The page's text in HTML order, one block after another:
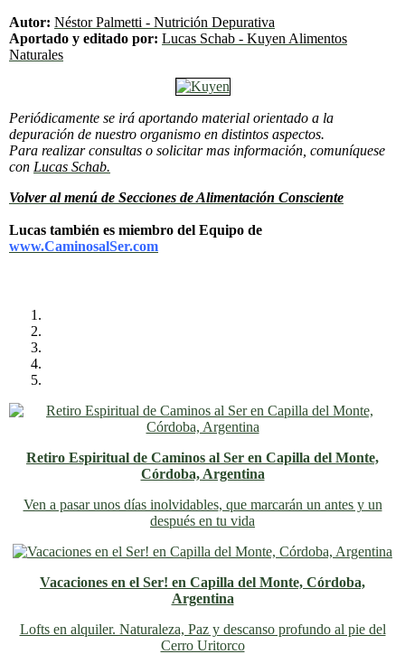
Autor: Néstor Palmetti - Nutrición Depurativa
Aportado y editado por: Lucas Schab - Kuyen Alimentos
Naturales
Periódicamente se irá aportando material orientado a la
depuración de nuestro organismo en distintos aspectos.
Para realizar consultas o solicitar mas información, comuníquese
con Lucas Schab.
Volver al menú de Secciones de Alimentación Consciente
Lucas también es miembro del Equipo de
www.CaminosalSer.com
Retiro Espiritual de Caminos al Ser en Capilla del Monte,
Córdoba, Argentina
Ven a pasar unos días inolvidables, que marcarán un antes y un
después en tu vida
Vacaciones en el Ser! en Capilla del Monte, Córdoba,
Argentina
Lofts en alquiler. Naturaleza, Paz y descanso profundo al pie del
Cerro Uritorco